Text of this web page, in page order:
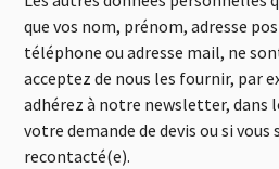
que vos nom, prénom, adresse
téléphone ou adresse mail, ne
acceptez de nous les fournir, par
adhérez à notre newsletter, dans
votre demande de devis ou si
recontacté(e).